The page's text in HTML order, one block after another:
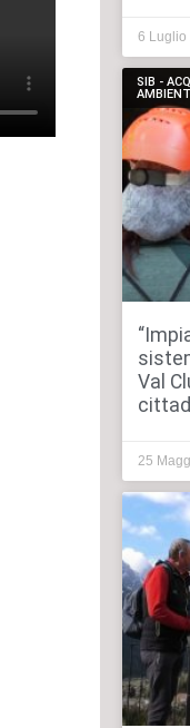
6 Luglio
SIB -
Val
25